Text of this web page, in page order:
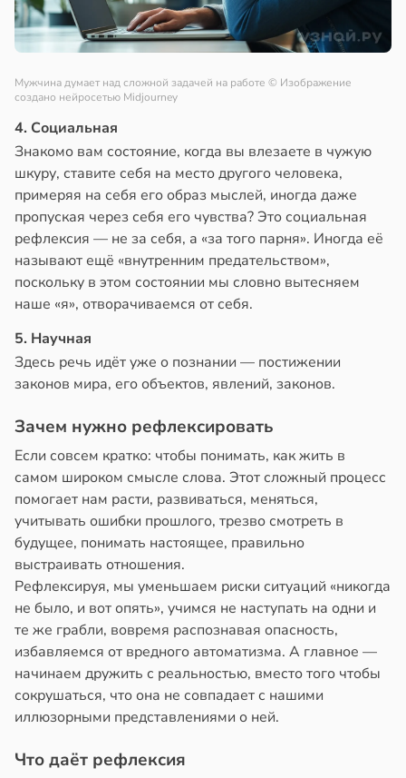
Мужчина думает над сложной задачей на работе © Изображение
создано нейросетью Midjourney
4. Социальная
Знакомо вам состояние, когда вы влезаете в чужую
шкуру, ставите себя на место другого человека,
примеряя на себя его образ мыслей, иногда даже
пропуская через себя его чувства? Это социальная
рефлексия — не за себя, а «за того парня». Иногда её
называют ещё «внутренним предательством»,
поскольку в этом состоянии мы словно вытесняем
наше «я», отворачиваемся от себя.
5. Научная
Здесь речь идёт уже о познании — постижении
законов мира, его объектов, явлений, законов.
Зачем нужно рефлексировать
Если совсем кратко: чтобы понимать, как жить в
самом широком смысле слова. Этот сложный процесс
помогает нам расти, развиваться, меняться,
учитывать ошибки прошлого, трезво смотреть в
будущее, понимать настоящее, правильно
выстраивать отношения.
Рефлексируя, мы уменьшаем риски ситуаций «никогда
не было, и вот опять», учимся не наступать на одни и
те же грабли, вовремя распознавая опасность,
избавляемся от вредного автоматизма. А главное —
начинаем дружить с реальностью, вместо того чтобы
сокрушаться, что она не совпадает с нашими
иллюзорными представлениями о ней.
Что даёт рефлексия